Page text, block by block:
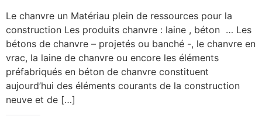
Le chanvre un Matériau plein de ressources pour la
construction Les produits chanvre : laine , béton … Les
bétons de chanvre – projetés ou banché -, le chanvre en
vrac, la laine de chanvre ou encore les éléments
préfabriqués en béton de chanvre constituent
aujourd’hui des éléments courants de la construction
neuve et de […]